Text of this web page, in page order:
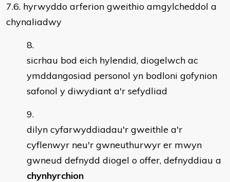
7.6. hyrwyddo arferion gweithio amgylcheddol a
chynaliadwy
sicrhau bod eich hylendid, diogelwch ac
ymddangosiad personol yn bodloni gofynion
safonol y diwydiant a'r sefydliad
dilyn cyfarwyddiadau'r gweithle a'r
cyflenwyr neu'r gwneuthurwyr er mwyn
gwneud defnydd diogel o offer, defnyddiau a
chynhyrchion